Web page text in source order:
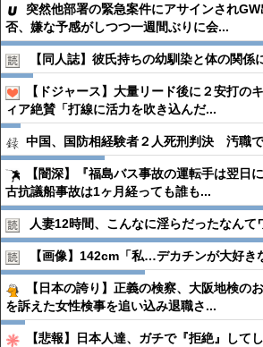
突然他部署の緊急案件にアサインされ
否、嫌な予感がしつつ一週間ぶりに会...
【同人誌】彼氏持ちの幼馴染と体の関係
【ドジャース】大量リード後に２安打の
ィア絶賛「打線に活力を吹き込んだ...
中国、国防相経験者２人死刑判決 汚職
【闇深】『福島バス事故の運転手は翌日
古抗議船事故は1ヶ月経っても誰も...
人妻12時間、こんなに淫らだったなんて
【画像】142cm「私…デカチンが大好き
【日本の誇り】正義の検察、大阪地検の
を訴えた女性検事を追い込み退職さ...
【悲報】日本人達、ガチで『拒絶』して